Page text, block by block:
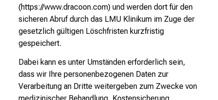
(https://www.dracoon.com) und werden dort für den
sicheren Abruf durch das LMU Klinikum im Zuge der
gesetzlich gültigen Löschfristen kurzfristig
gespeichert.
Dabei kann es unter Umständen erforderlich sein,
dass wir Ihre personenbezogenen Daten zur
Verarbeitung an Dritte weitergeben zum Zwecke von